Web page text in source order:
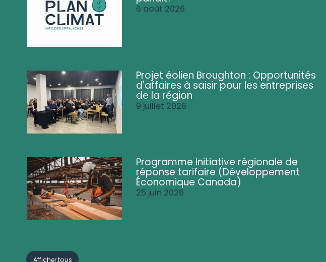
6 août 2026
Projet éolien Broughton : Opportunités
d'affaires à saisir pour les entreprises
de la région
9 juillet 2026
Programme Initiative régionale de
réponse tarifaire (Développement
Économique Canada)
25 juin 2026
Afficher tous